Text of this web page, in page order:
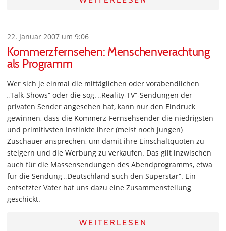
22. Januar 2007 um 9:06
Kommerzfernsehen: Menschenverachtung
als Programm
Wer sich je einmal die mittäglichen oder vorabendlichen
„Talk-Shows“ oder die sog. „Reality-TV“-Sendungen der
privaten Sender angesehen hat, kann nur den Eindruck
gewinnen, dass die Kommerz-Fernsehsender die niedrigsten
und primitivsten Instinkte ihrer (meist noch jungen)
Zuschauer ansprechen, um damit ihre Einschaltquoten zu
steigern und die Werbung zu verkaufen. Das gilt inzwischen
auch für die Massensendungen des Abendprogramms, etwa
für die Sendung „Deutschland such den Superstar“. Ein
entsetzter Vater hat uns dazu eine Zusammenstellung
geschickt.
WEITERLESEN